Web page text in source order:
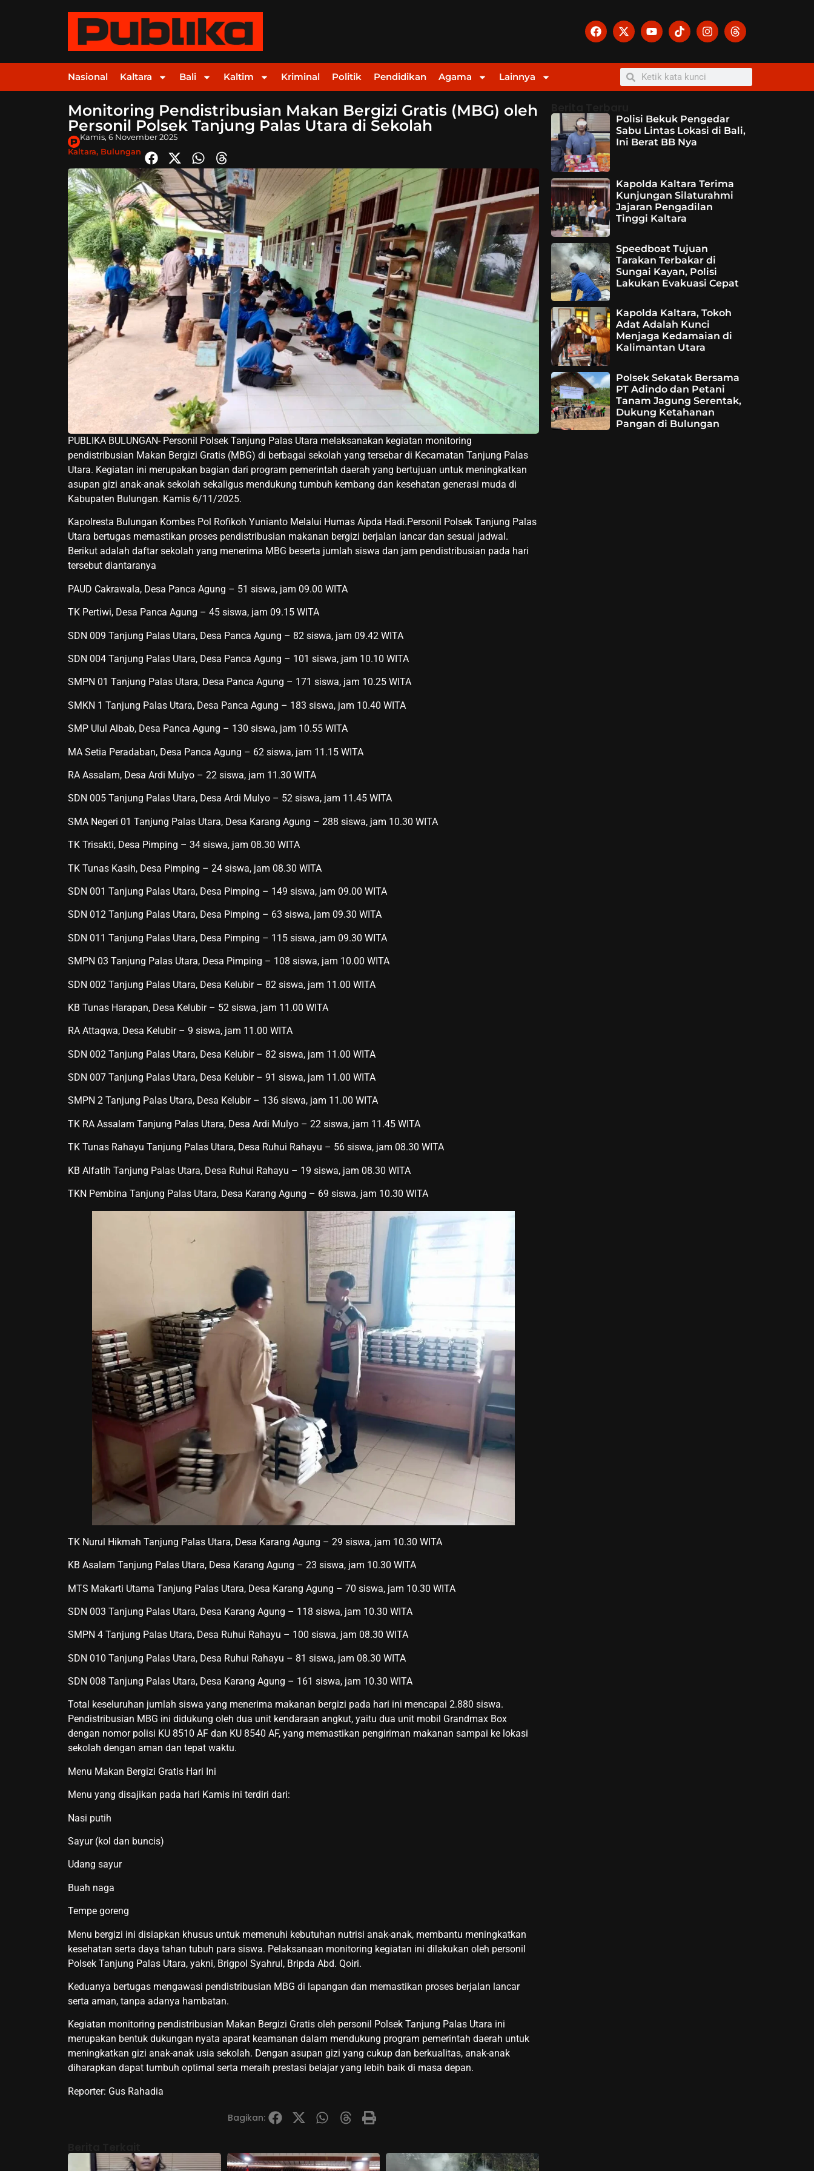
Nasional Kaltara Bali Kaltim Kriminal Politik Pendidikan Agama Lainnya
Monitoring Pendistribusian Makan Bergizi Gratis (MBG) oleh
Personil Polsek Tanjung Palas Utara di Sekolah
Kamis, 6 November 2025
Kaltara, Bulungan
PUBLIKA BULUNGAN- Personil Polsek Tanjung Palas Utara melaksanakan kegiatan monitoring
pendistribusian Makan Bergizi Gratis (MBG) di berbagai sekolah yang tersebar di Kecamatan Tanjung Palas
Utara. Kegiatan ini merupakan bagian dari program pemerintah daerah yang bertujuan untuk meningkatkan
asupan gizi anak-anak sekolah sekaligus mendukung tumbuh kembang dan kesehatan generasi muda di
Kabupaten Bulungan. Kamis 6/11/2025.
Kapolresta Bulungan Kombes Pol Rofikoh Yunianto Melalui Humas Aipda Hadi.Personil Polsek Tanjung Palas
Utara bertugas memastikan proses pendistribusian makanan bergizi berjalan lancar dan sesuai jadwal.
Berikut adalah daftar sekolah yang menerima MBG beserta jumlah siswa dan jam pendistribusian pada hari
tersebut diantaranya
PAUD Cakrawala, Desa Panca Agung – 51 siswa, jam 09.00 WITA
TK Pertiwi, Desa Panca Agung – 45 siswa, jam 09.15 WITA
SDN 009 Tanjung Palas Utara, Desa Panca Agung – 82 siswa, jam 09.42 WITA
SDN 004 Tanjung Palas Utara, Desa Panca Agung – 101 siswa, jam 10.10 WITA
SMPN 01 Tanjung Palas Utara, Desa Panca Agung – 171 siswa, jam 10.25 WITA
SMKN 1 Tanjung Palas Utara, Desa Panca Agung – 183 siswa, jam 10.40 WITA
SMP Ulul Albab, Desa Panca Agung – 130 siswa, jam 10.55 WITA
MA Setia Peradaban, Desa Panca Agung – 62 siswa, jam 11.15 WITA
RA Assalam, Desa Ardi Mulyo – 22 siswa, jam 11.30 WITA
SDN 005 Tanjung Palas Utara, Desa Ardi Mulyo – 52 siswa, jam 11.45 WITA
SMA Negeri 01 Tanjung Palas Utara, Desa Karang Agung – 288 siswa, jam 10.30 WITA
TK Trisakti, Desa Pimping – 34 siswa, jam 08.30 WITA
TK Tunas Kasih, Desa Pimping – 24 siswa, jam 08.30 WITA
SDN 001 Tanjung Palas Utara, Desa Pimping – 149 siswa, jam 09.00 WITA
SDN 012 Tanjung Palas Utara, Desa Pimping – 63 siswa, jam 09.30 WITA
SDN 011 Tanjung Palas Utara, Desa Pimping – 115 siswa, jam 09.30 WITA
SMPN 03 Tanjung Palas Utara, Desa Pimping – 108 siswa, jam 10.00 WITA
SDN 002 Tanjung Palas Utara, Desa Kelubir – 82 siswa, jam 11.00 WITA
KB Tunas Harapan, Desa Kelubir – 52 siswa, jam 11.00 WITA
RA Attaqwa, Desa Kelubir – 9 siswa, jam 11.00 WITA
SDN 002 Tanjung Palas Utara, Desa Kelubir – 82 siswa, jam 11.00 WITA
SDN 007 Tanjung Palas Utara, Desa Kelubir – 91 siswa, jam 11.00 WITA
SMPN 2 Tanjung Palas Utara, Desa Kelubir – 136 siswa, jam 11.00 WITA
TK RA Assalam Tanjung Palas Utara, Desa Ardi Mulyo – 22 siswa, jam 11.45 WITA
TK Tunas Rahayu Tanjung Palas Utara, Desa Ruhui Rahayu – 56 siswa, jam 08.30 WITA
KB Alfatih Tanjung Palas Utara, Desa Ruhui Rahayu – 19 siswa, jam 08.30 WITA
TKN Pembina Tanjung Palas Utara, Desa Karang Agung – 69 siswa, jam 10.30 WITA
TK Nurul Hikmah Tanjung Palas Utara, Desa Karang Agung – 29 siswa, jam 10.30 WITA
KB Asalam Tanjung Palas Utara, Desa Karang Agung – 23 siswa, jam 10.30 WITA
MTS Makarti Utama Tanjung Palas Utara, Desa Karang Agung – 70 siswa, jam 10.30 WITA
SDN 003 Tanjung Palas Utara, Desa Karang Agung – 118 siswa, jam 10.30 WITA
SMPN 4 Tanjung Palas Utara, Desa Ruhui Rahayu – 100 siswa, jam 08.30 WITA
SDN 010 Tanjung Palas Utara, Desa Ruhui Rahayu – 81 siswa, jam 08.30 WITA
SDN 008 Tanjung Palas Utara, Desa Karang Agung – 161 siswa, jam 10.30 WITA
Total keseluruhan jumlah siswa yang menerima makanan bergizi pada hari ini mencapai 2.880 siswa.
Pendistribusian MBG ini didukung oleh dua unit kendaraan angkut, yaitu dua unit mobil Grandmax Box
dengan nomor polisi KU 8510 AF dan KU 8540 AF, yang memastikan pengiriman makanan sampai ke lokasi
sekolah dengan aman dan tepat waktu.
Menu Makan Bergizi Gratis Hari Ini
Menu yang disajikan pada hari Kamis ini terdiri dari:
Nasi putih
Sayur (kol dan buncis)
Udang sayur
Buah naga
Tempe goreng
Menu bergizi ini disiapkan khusus untuk memenuhi kebutuhan nutrisi anak-anak, membantu meningkatkan
kesehatan serta daya tahan tubuh para siswa. Pelaksanaan monitoring kegiatan ini dilakukan oleh personil
Polsek Tanjung Palas Utara, yakni, Brigpol Syahrul, Bripda Abd. Qoiri.
Keduanya bertugas mengawasi pendistribusian MBG di lapangan dan memastikan proses berjalan lancar
serta aman, tanpa adanya hambatan.
Kegiatan monitoring pendistribusian Makan Bergizi Gratis oleh personil Polsek Tanjung Palas Utara ini
merupakan bentuk dukungan nyata aparat keamanan dalam mendukung program pemerintah daerah untuk
meningkatkan gizi anak-anak usia sekolah. Dengan asupan gizi yang cukup dan berkualitas, anak-anak
diharapkan dapat tumbuh optimal serta meraih prestasi belajar yang lebih baik di masa depan.
Reporter: Gus Rahadia
Bagikan:
Polisi Bekuk Pengedar
Sabu Lintas Lokasi di Bali,
Ini Berat BB Nya
Kapolda Kaltara Terima
Kunjungan Silaturahmi
Jajaran Pengadilan
Tinggi Kaltara
Speedboat Tujuan
Tarakan Terbakar di
Sungai Kayan, Polisi
Lakukan Evakuasi Cepat
Kapolda Kaltara, Tokoh
Adat Adalah Kunci
Menjaga Kedamaian di
Kalimantan Utara
Polsek Sekatak Bersama
PT Adindo dan Petani
Tanam Jagung Serentak,
Dukung Ketahanan
Pangan di Bulungan